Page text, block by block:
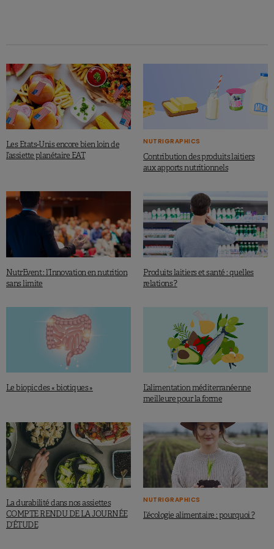
Les Etats-Unis encore bien loin de
l’assiette planétaire EAT
NUTRIGRAPHICS
Contribution des produits laitiers
aux apports nutritionnels
NutrEvent : l’Innovation en nutrition
sans limite
Produits laitiers et santé : quelles
relations ?
Le biopic des « biotiques »
L’alimentation méditerranéenne
meilleure pour la forme
La durabilité dans nos assiettes
COMPTE RENDU DE LA JOURNÉE
D’ÉTUDE
NUTRIGRAPHICS
L’écologie alimentaire : pourquoi ?